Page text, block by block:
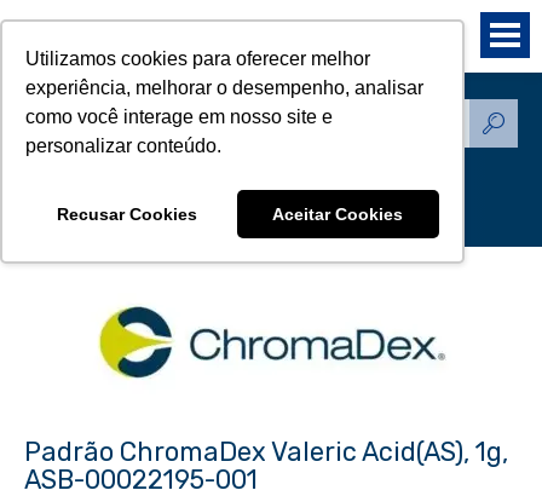
Utilizamos cookies para oferecer melhor
experiência, melhorar o desempenho, analisar
como você interage em nosso site e
personalizar conteúdo.
Recusar Cookies Aceitar Cookies
Produtos - Padrões de
Padrão ChromaDex Valeric Acid(AS), 1g,
ASB-00022195-001